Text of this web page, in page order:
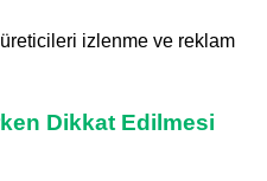
izlenme ve reklam
Dikkat Edilmesi